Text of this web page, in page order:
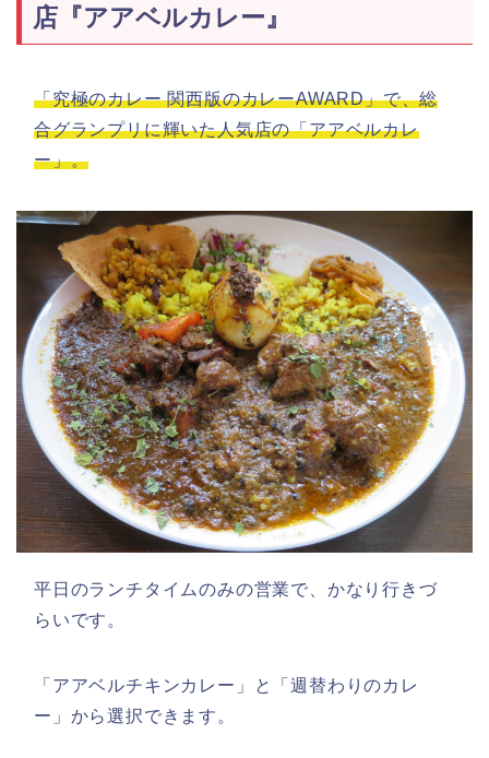
店『アアベルカレー』
「究極のカレー 関西版のカレーAWARD」で、総
合グランプリに輝いた人気店の「アアベルカレ
ー」。
平日のランチタイムのみの営業で、かなり行きづ
らいです。
「アアベルチキンカレー」と「週替わりのカレ
ー」から選択できます。